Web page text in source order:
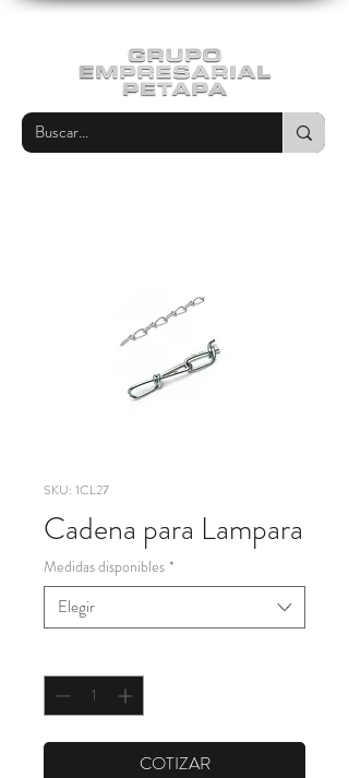
SKU: 1CL27
Cadena para Lampara
Medidas disponibles *
Elegir
COTIZAR